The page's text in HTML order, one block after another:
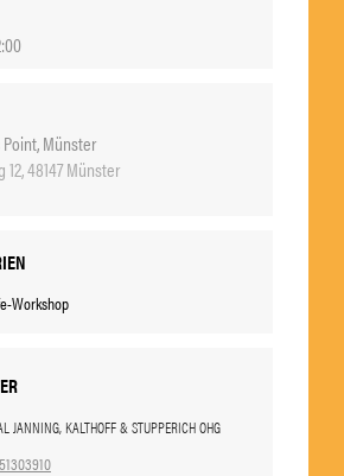
Münster
12, 48147 Münster
Workshop
JANNING, KALTHOFF & STUPPERICH OHG